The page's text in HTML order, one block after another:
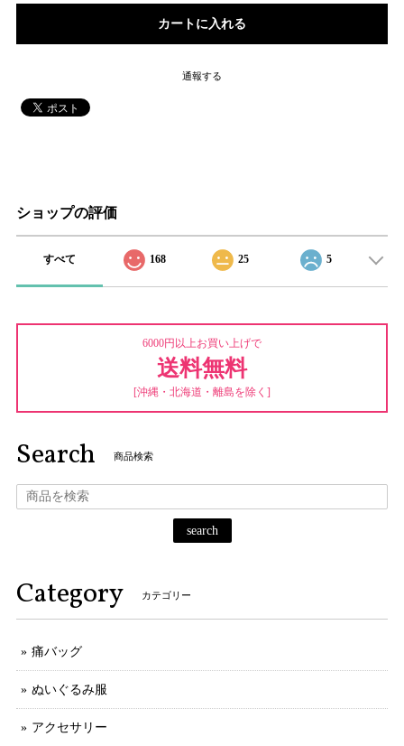
通報する
ショップの評価
すべて 168 25 5
6000円以上お買い上げで
送料無料
[沖縄・北海道・離島を除く]
Search 商品検索
search
Category カテゴリー
痛バッグ
ぬいぐるみ服
アクセサリー